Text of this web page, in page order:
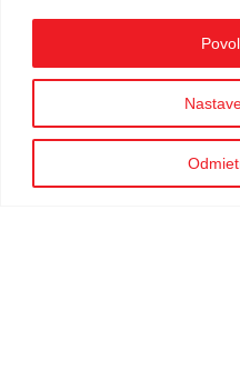
Ku každej zákazke
spoločne s klientom
Výsledkom je
používateľom pre
služieb. Spokojnosť
Dajte nám vedieť čo